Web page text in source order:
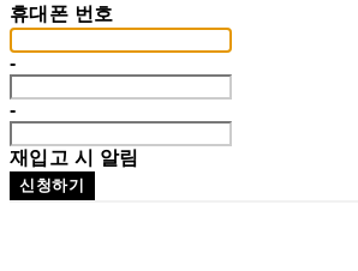
휴대폰 번호
-
-
재입고 시 알림
신청하기